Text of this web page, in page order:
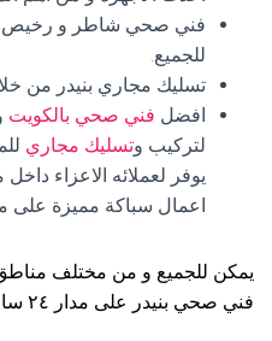
فني صحي شاطر و رخيص
للجميع.
تسليك مجاري بنيدر من
افضل فني صحي بالكويت
لتركيب وتسليك مجاري
يوفر لعملائه الاعزاء
اعمال سباكة مميزة على
يمكن للجميع و من مختلف
فني صحي بنيدر على مدار ٢٤ ساعة لذلك تواصلوا معنا الان.